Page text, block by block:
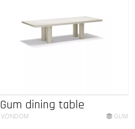
Gum dining table
VONDOM GUM